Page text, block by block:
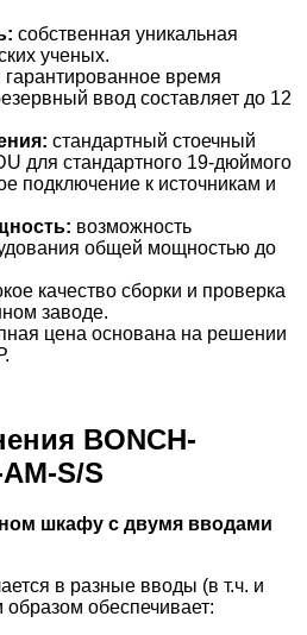
собственная уникальная
ученых.
гарантированное время
ввод составляет до 12
стандартный стоечный
для стандартного 19-дюймого
подключение к источникам и
возможность
общей мощностью до
качество сборки и проверка
заводе.
цена основана на решении
BONCH-
S/S
шкафу с двумя вводами
в разные вводы (в т.ч. и
обеспечивает: